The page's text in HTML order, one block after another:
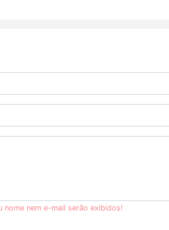
nem e-mail serão exibidos!